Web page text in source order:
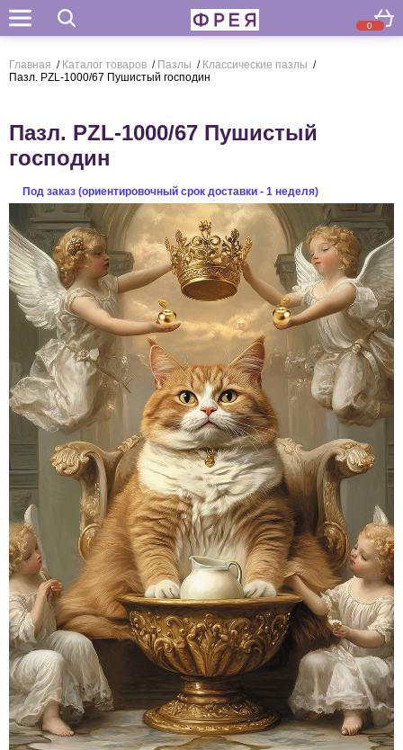
0
Поиск
Главная / Каталог товаров / Пазлы / Классические пазлы /
Пазл. PZL-1000/67 Пушистый господин
Пазл. PZL-1000/67 Пушистый
господин
Под заказ (ориентировочный срок доставки - 1 неделя)